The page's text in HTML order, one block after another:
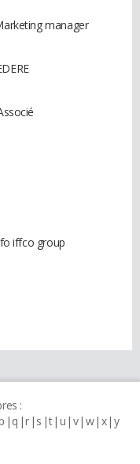
manager
iffco group
:
q r s t u v w x y